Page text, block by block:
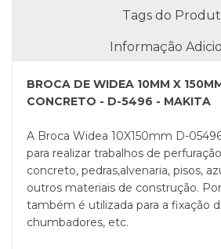
Tags do
Informação
BROCA DE WIDEA 10MM X
CONCRETO - D-5496 - MAKITA
A Broca Widea 10X150mm D-
para realizar trabalhos de
concreto, pedras,alvenaria, pisos,
outros materiais de construção.
também é utilizada para a fixação
chumbadores, etc.